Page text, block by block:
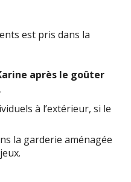
est pris dans la
après le goûter
à l’extérieur, si le
la garderie aménagée